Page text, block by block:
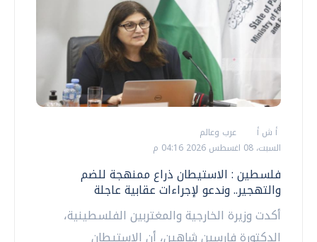
أ ش أ
عرب وعالم
السبت، 08 اغسطس 2026 04:16 م
فلسطين : الاستيطان ذراع ممنهجة للضم
والتهجير.. وندعو لإجراءات عقابية عاجلة
أكدت وزيرة الخارجية والمغتربين الفلسطينية،
الدكتورة فارسين شاهين، أن الاستيطان